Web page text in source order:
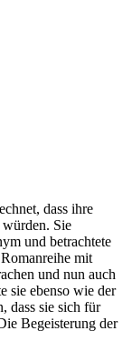
dass ihre
würden. Sie
und betrachtete
mit
und nun auch
sie ebenso wie der
dass sie sich für
Begeisterung der